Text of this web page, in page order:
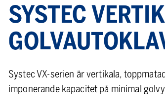
SYSTEC
Systec VX-serien är vertikala,
imponerande kapacitet på minimal